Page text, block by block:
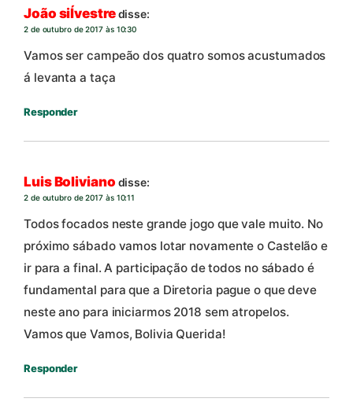
João siĺvestredisse:
2 de outubro de 2017 às 10:30
Vamos ser campeão dos quatro somos acustumados
á levanta a taça
Responder
Luis Boliviano disse:
2 de outubro de 2017 às 10:11
Todos focados neste grande jogo que vale muito. No
próximo sábado vamos lotar novamente o Castelão e
ir para a final. A participação de todos no sábado é
fundamental para que a Diretoria pague o que deve
neste ano para iniciarmos 2018 sem atropelos.
Vamos que Vamos, Bolivia Querida!
Responder